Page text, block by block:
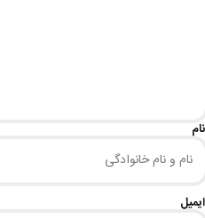
نام
ایمیل